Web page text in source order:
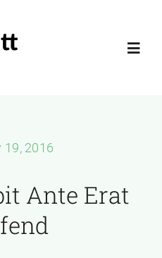
19, 2016
Ante Erat